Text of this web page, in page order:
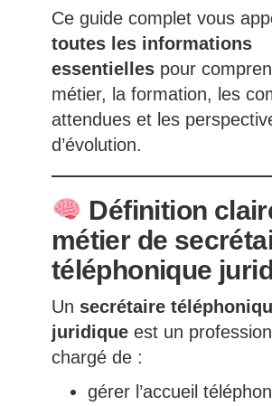
Ce guide complet vous
toutes les informations
essentiellespour
métier, la formation, les
attendues et les
d’évolution.
Définition
métier de
téléphonique
Un secrétaire
juridiqueest un
chargé de :
gérer l’accueil